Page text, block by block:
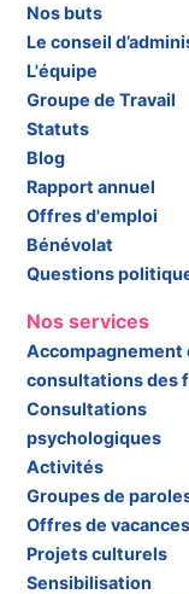
Nos buts
Le conseil
L'équipe
Groupe de Travail
Statuts
Blog
Rapport annuel
Offres d'emploi
Bénévolat
Questions
Nos services
Accompagnement
consultations des
Consultations
psychologiques
Activités
Groupes de
Offres de vacances
Projets culturels
Sensibilisation